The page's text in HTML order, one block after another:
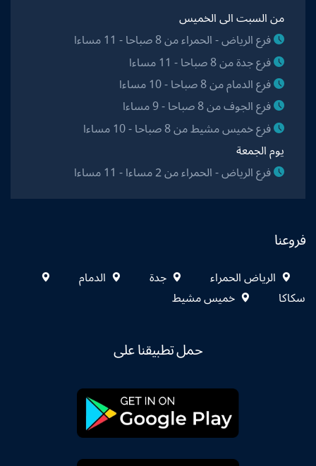
من السبت الى الخميس
فرع الرياض - الحمراء من 8 صباحا - 11 مساءا
فرع جدة من 8 صباحا - 11 مساءا
فرع الدمام من 8 صباحا - 10 مساءا
فرع الجوف من 8 صباحا - 9 مساءا
فرع خميس مشيط من 8 صباحا - 10 مساءا
يوم الجمعة
فرع الرياض - الحمراء من 2 مساءا - 11 مساءا
فروعنا
الرياض الحمراء جدة
الدمام
سكاكا
خميس مشيط
حمل تطبيقنا على